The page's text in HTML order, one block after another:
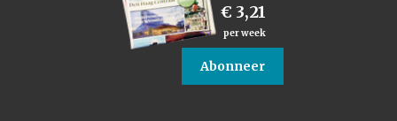
€ 3,21
per week
Abonneer